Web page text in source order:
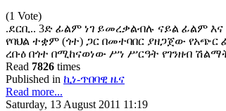
(1 Vote)
.ደርቢ.. 3ድ ፊልም ነገ ይመረቃልብሉ ናይል ፊልም
የባህል ተቋም (ጎተ) ጋር በመተባበር ያዘጋጀው
ረቡዕ በጎተ በሚከናወነው ሥነ ሥርዓት የገንዘብ
Read 7826 times
Published in ኪነ-ጥበባዊ ዜና
Read more...
Saturday, 13 August 2011 11:19